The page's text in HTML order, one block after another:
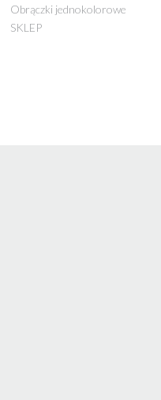
Obrączki jednokolorowe
SKLEP